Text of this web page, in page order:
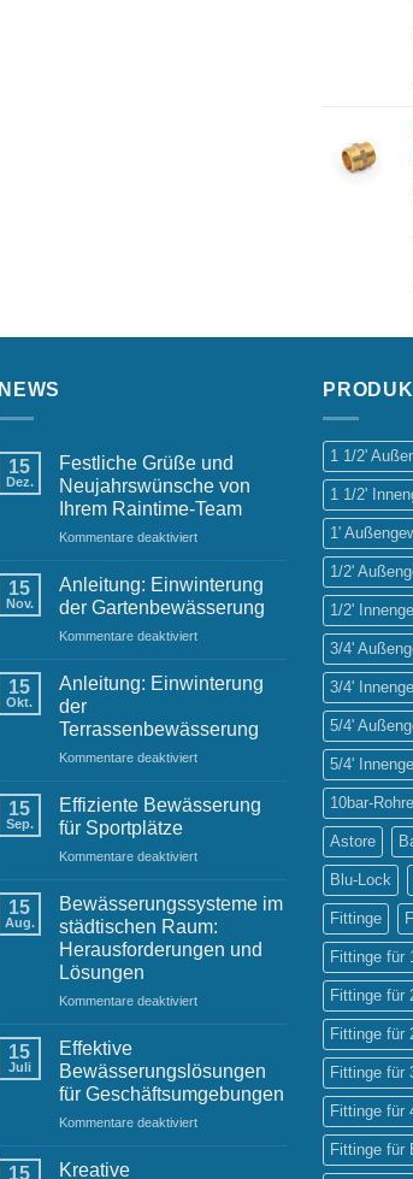
NEWS
15
Dez.
Festliche Grüße und
Neujahrswünsche von
Ihrem Raintime-Team
Kommentare deaktiviertfür
Grüße
Neujahrswünsche
von
Raintime-
15
Nov.
Anleitung: Einwinterung
der Gartenbewässerung
Kommentare deaktiviertfür
Einwinterung
15
Okt.
Anleitung: Einwinterung
der
Terrassenbewässerung
Kommentare deaktiviertfür
Einwinterung
Terrassenbewässerung
15
Sep.
Effiziente Bewässerung
für Sportplätze
Kommentare deaktiviertfür
Bewässerung
für
Sportplätze
15
Aug.
Bewässerungssysteme im
städtischen Raum:
Herausforderungen und
Lösungen
Kommentare deaktiviertfür
Bewässerungssysteme
städtischen
Raum:
Herausforderungen
und
15
Juli
Effektive
Bewässerungslösungen
für Geschäftsumgebungen
Kommentare deaktiviertfür
Bewässerungslösungen
15 Kreative
1 1/2'
1 1/2'
1'
1/2'
1/2'
3/4'
3/4'
5/4'
5/4'
10bar-Rohre
Astore
Blu-Lock
Fittinge
Fittinge für
Fittinge für
Fittinge für
Fittinge für
Fittinge für
Fittinge für